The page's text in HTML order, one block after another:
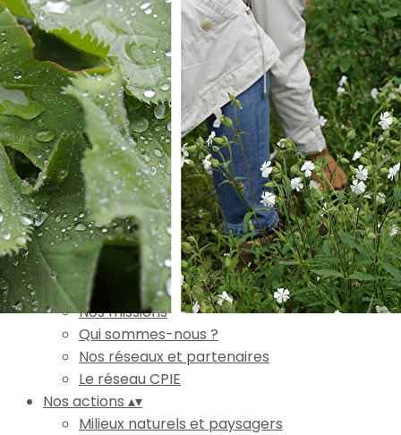
Exporter les lignes sélectionnées
Exporter toutes les colonnes
Exporter uniquement les colonnes affichées
Menu
Ajoutez un logo, un bouton, des réseaux sociaux
Cliquez pour éditer
Accueil▴
L'association
▴▾
Nos missions
Qui sommes-nous ?
Nos réseaux et partenaires
Le réseau CPIE
Nos actions ▴▾
Milieux naturels et paysagers